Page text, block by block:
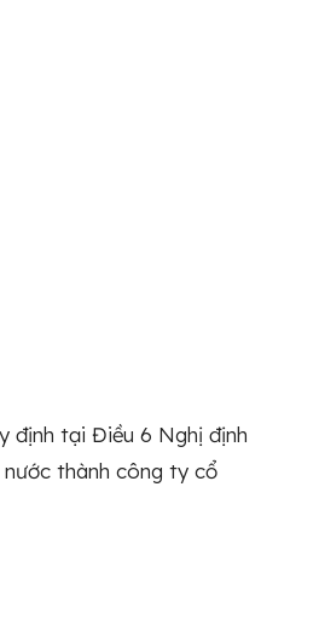
định tại Điều 6 Nghị định
nước thành công ty cổ